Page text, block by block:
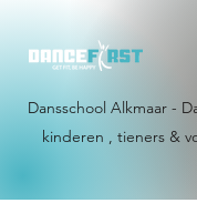
Dansschool Alkmaar -
kinderen , tieners &